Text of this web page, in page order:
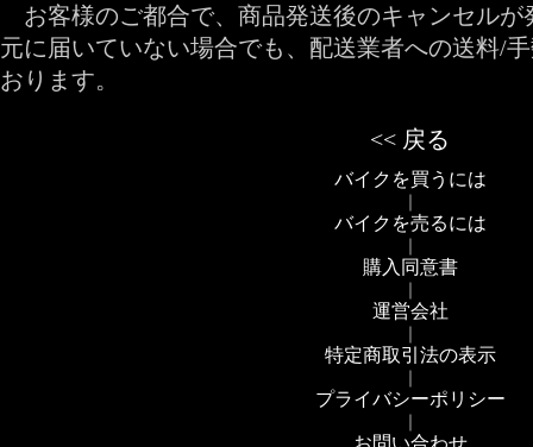
お客様のご都合で、商品発送後のキャンセルが
元に届いていない場合でも、配送業者への送料/
おります。
<< 戻る
バイクを買うには
バイクを売るには
購入同意書
運営会社
特定商取引法の表示
プライバシーポリシー
お問い合わせ